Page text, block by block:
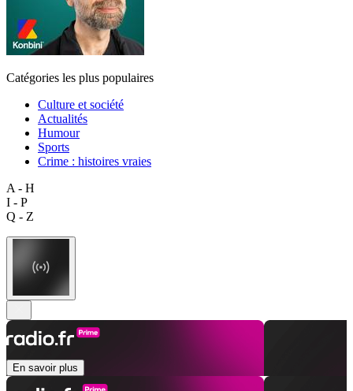
Catégories les plus populaires
Culture et société
Actualités
Humour
Sports
Crime : histoires vraies
A - H
I - P
Q - Z
En savoir plus